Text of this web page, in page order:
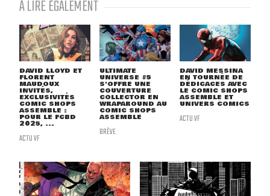
À LIRE ÉGALEMENT
DAVID LLOYD ET
FLORENT
MAUDOUX
INVITÉS,
EXCLUSIVITÉS
COMIC SHOPS
ASSEMBLE :
POUR LE FCBD
2025, ...
ACTU VF
ULTIMATE
UNIVERSE #5
S'OFFRE UNE
COUVERTURE
COLLECTOR EN
WRAPAROUND AU
COMIC SHOPS
ASSEMBLE
BRÈVE
DAVID MESSINA
EN TOURNÉE DE
DÉDICACES AVEC
LE COMIC SHOPS
ASSEMBLE ET
UNIVERS COMICS
ACTU VF